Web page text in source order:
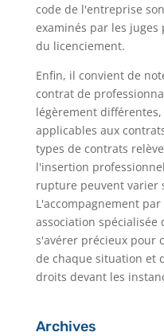
code de l'entreprise
examinés par les
du licenciement.
Enfin, il convient de
contrat de
légèrement
applicables aux
types de contrats
l'insertion
rupture peuvent varier
L'accompagnement
association
s'avérer précieux pour
de chaque situation et
droits devant les
Archives